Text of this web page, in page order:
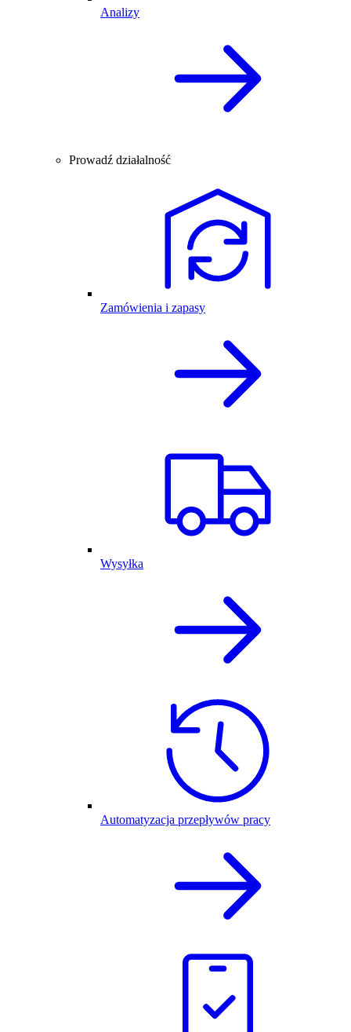
Analizy
Prowadź działalność
Zamówienia i zapasy
Wysyłka
Automatyzacja przepływów pracy